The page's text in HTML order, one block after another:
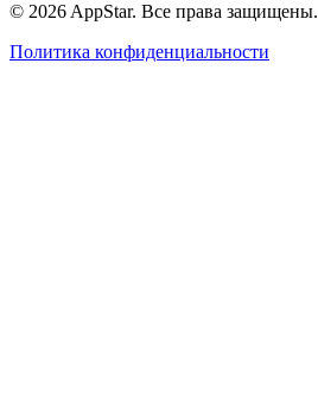
© 2026 AppStar. Все права защищены.
Политика конфиденциальности